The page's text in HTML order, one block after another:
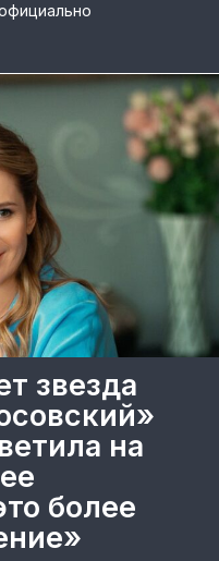
звезда
на
более